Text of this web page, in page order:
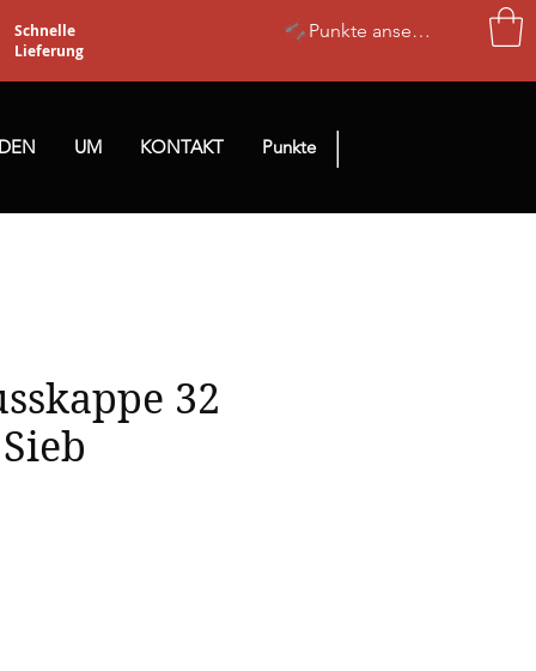
Schnelle
Lieferung
Punkte ansehen
UM KONTAKT Punkte
32